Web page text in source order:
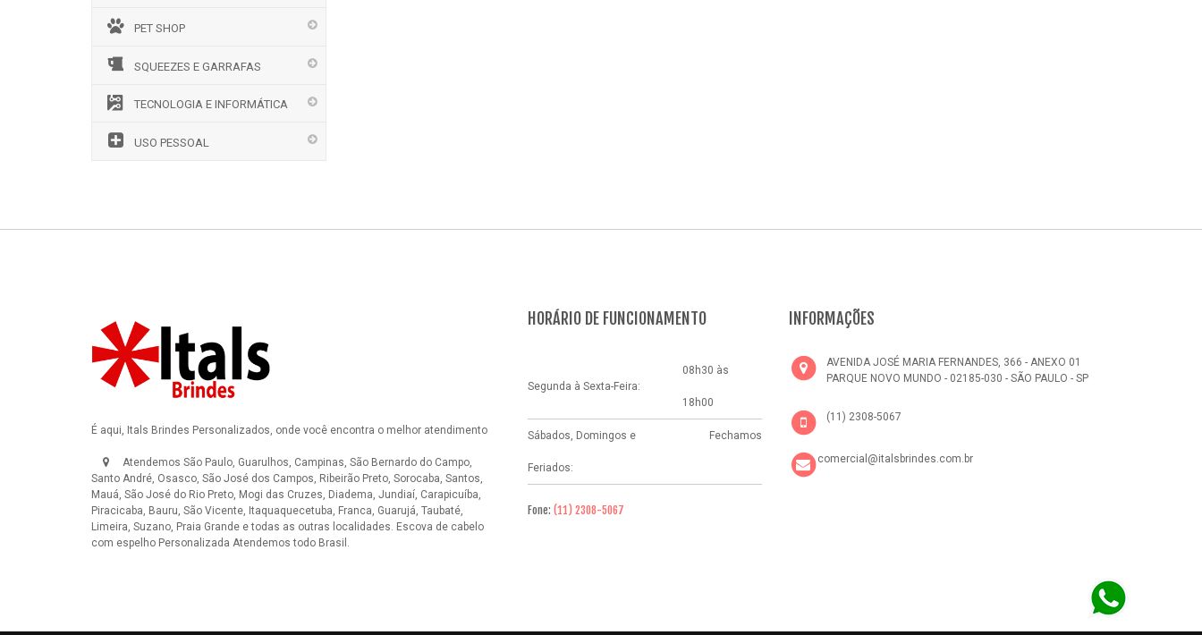
PET SHOP
SQUEEZES E GARRAFAS
TECNOLOGIA E INFORMÁTICA
USO PESSOAL
É aqui, Itals Brindes Personalizados, onde você encontra o melhor atendimento
Atendemos São Paulo, Guarulhos, Campinas, São Bernardo do Campo,
Santo André, Osasco, São José dos Campos, Ribeirão Preto, Sorocaba, Santos,
Mauá, São José do Rio Preto, Mogi das Cruzes, Diadema, Jundiaí, Carapicuíba,
Piracicaba, Bauru, São Vicente, Itaquaquecetuba, Franca, Guarujá, Taubaté,
Limeira, Suzano, Praia Grande e todas as outras localidades. Escova de cabelo
com espelho Personalizada Atendemos todo Brasil.
HORÁRIO DE FUNCIONAMENTO
Segunda à Sexta-Feira:
08h30 às
18h00
Sábados, Domingos e
Feriados:
Fechamos
Fone: (11) 2308-5067
INFORMAÇÕES
AVENIDA JOSÉ MARIA FERNANDES, 366 - ANEXO 01
PARQUE NOVO MUNDO - 02185-030 - SÃO PAULO - SP
(11) 2308-5067
comercial@italsbrindes.com.br